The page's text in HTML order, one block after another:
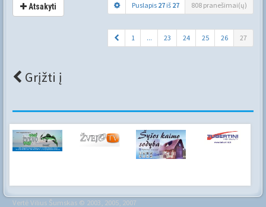
Atsakyti Puslapis 27 iš 27 808 pranešimai(ų)
1 ... 23 24 25 26 27
Grįžti į
VertėVilius Šumskas © 2003, 2005, 2007